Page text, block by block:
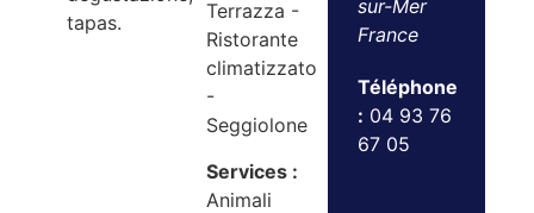
tapas.
Terrazza -
Ristorante
climatizzato
-
Seggiolone
Services :
Animali
sur-Mer
France
Téléphone
: 04 93 76
67 05